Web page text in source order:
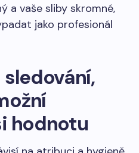
a vaše sliby skromné,
jako profesionál
hodnotu